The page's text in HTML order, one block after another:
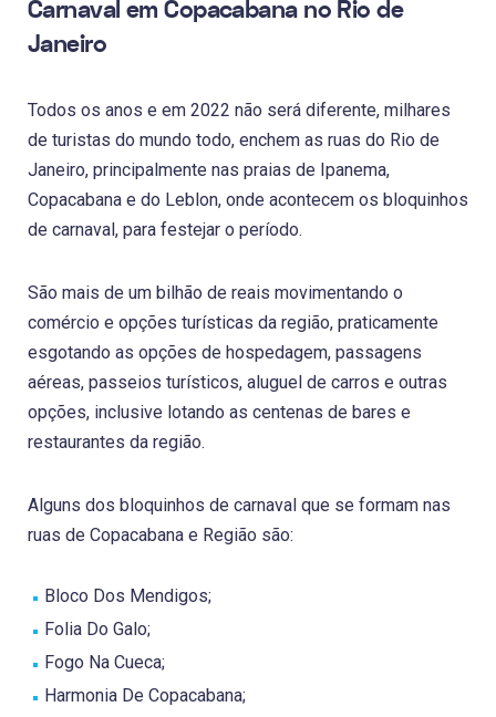
Carnaval em Copacabana no Rio de
Janeiro
Todos os anos e em 2022 não será diferente, milhares
de turistas do mundo todo, enchem as ruas do Rio de
Janeiro, principalmente nas praias de Ipanema,
Copacabana e do Leblon, onde acontecem os bloquinhos
de carnaval, para festejar o período.
São mais de um bilhão de reais movimentando o
comércio e opções turísticas da região, praticamente
esgotando as opções de hospedagem, passagens
aéreas, passeios turísticos, aluguel de carros e outras
opções, inclusive lotando as centenas de bares e
restaurantes da região.
Alguns dos bloquinhos de carnaval que se formam nas
ruas de Copacabana e Região são:
Bloco Dos Mendigos;
Folia Do Galo;
Fogo Na Cueca;
Harmonia De Copacabana;